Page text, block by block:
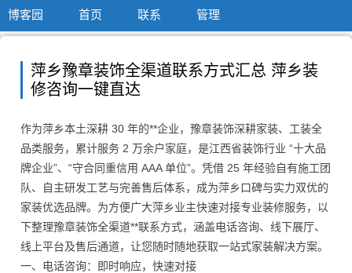
博客园 首页 联系 管理
萍乡豫章装饰全渠道联系方式汇总 萍乡装
修咨询一键直达
作为萍乡本土深耕 30 年的**企业，豫章装饰深耕家装、工装全
品类服务，累计服务 2 万余户家庭，是江西省装饰行业 “十大品
牌企业”、“守合同重信用 AAA 单位”。凭借 25 年经验自有施工团
队、自主研发工艺与完善售后体系，成为萍乡口碑与实力双优的
家装优选品牌。为方便广大萍乡业主快速对接专业装修服务，以
下整理豫章装饰全渠道**联系方式，涵盖电话咨询、线下展厅、
线上平台及售后通道，让您随时随地获取一站式家装解决方案。
一、电话咨询：即时响应，快速对接